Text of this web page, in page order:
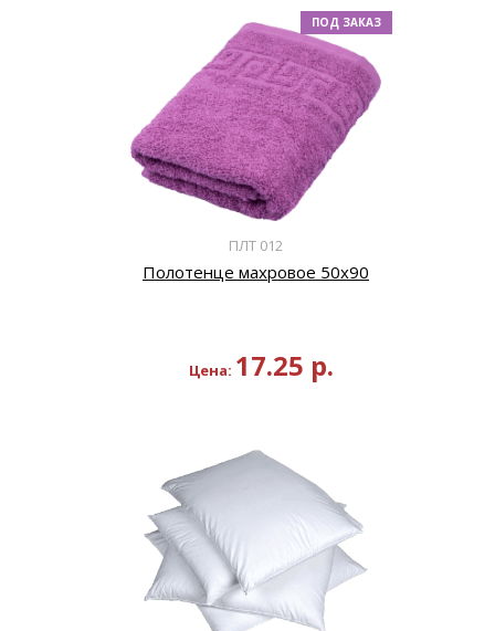
ПЛТ 012
Полотенце махровое 50х90
Цена: 17.25 р.
ПОД ЗАКАЗ